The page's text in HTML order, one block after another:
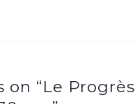
on “Le Progrès